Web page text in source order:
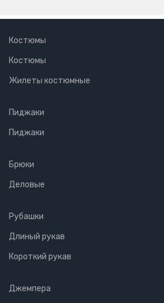
Костюмы
Костюмы
Жилеты костюмные
Пиджаки
Пиджаки
Брюки
Деловые
Рубашки
Длиный рукав
Короткий рукав
Джемпера